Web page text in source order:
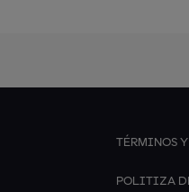
TÉRMINOS
POLITIZA